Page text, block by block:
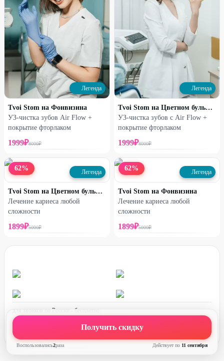
Получить скидку
Воспользовались2раза Действует по 11 сентября
Легенда
Tvoi Stom на Фонвизина
УЗ-чистка зубов Air Flow +
покрытие фторлаком
1999₽8000₽
Легенда
Tvoi Stom на Цветном бульваре
УЗ-чистка зубов с Air Flow +
покрытие фторлаком
1999₽8000₽
62% Легенда
Tvoi Stom на Цветном бульваре
Лечение кариеса любой
сложности
1899₽5000₽
62% Легенда
Tvoi Stom на Фонвизина
Лечение кариеса любой
сложности
1899₽5000₽
для звонков по России - бесплатно
график работы:
ПН-ПТ с 08:00 до 17:00 (по МСК)